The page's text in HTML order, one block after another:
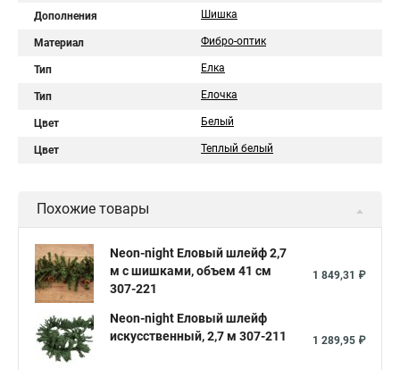
Дополнения Шишка
Материал Фибро-оптик
Тип Елка
Тип Елочка
Цвет Белый
Цвет Теплый белый
Похожие товары
Neon-night Еловый шлейф 2,7
м с шишками, объем 41 см
307-221
1 849,31 ₽
Neon-night Еловый шлейф
искусственный, 2,7 м 307-211
1 289,95 ₽